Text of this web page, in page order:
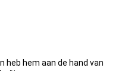
heb hem aan de hand van